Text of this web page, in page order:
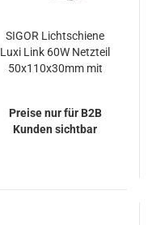
SIGOR Lichtschiene
Luxi Link 60W Netzteil
50x110x30mm mit
Preise nur für B2B
Kunden sichtbar